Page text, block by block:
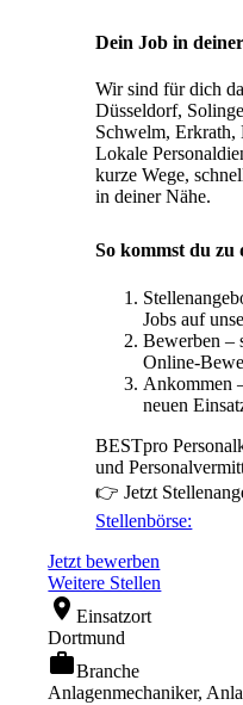
Dein Job in
Wir sind für dich
Düsseldorf,
Schwelm, Erkrath,
Lokale
kurze Wege,
in deiner Nähe.
So kommst du zu
Jobs auf
Bewerben –
Online-
Ankommen
neuen
BESTpro
und
👉 Jetzt
Stellenbörse:
Jetzt bewerben
Weitere Stellen
location_onEinsatzort
Dortmund
workBranche
Anlagenmechaniker,